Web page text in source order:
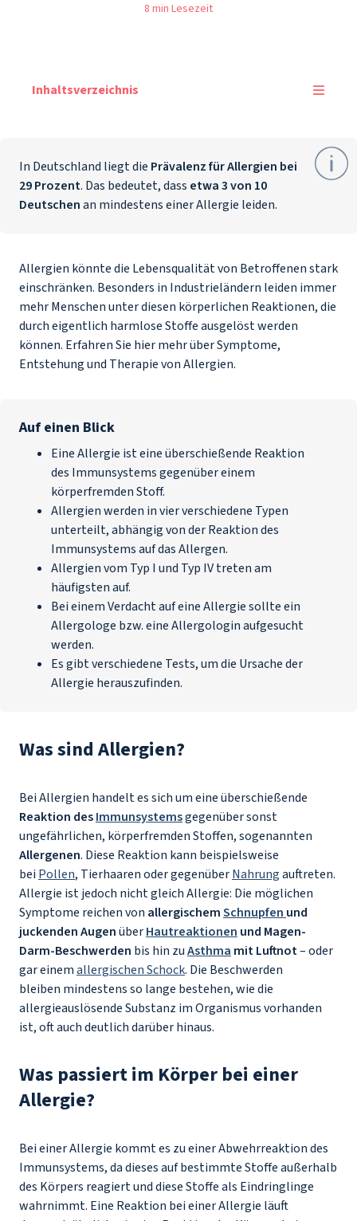
8 min Lesezeit
Inhaltsverzeichnis
In Deutschland liegt die Prävalenz für Allergien bei
29 Prozent. Das bedeutet, dass etwa 3 von 10
Deutschenan mindestens einer Allergie leiden.
Allergien könnte die Lebensqualität von Betroffenen stark
einschränken. Besonders in Industrieländern leiden immer
mehr Menschen unter diesen körperlichen Reaktionen, die
durch eigentlich harmlose Stoffe ausgelöst werden
können. Erfahren Sie hier mehr über Symptome,
Entstehung und Therapie von Allergien.
Auf einen Blick
Eine Allergie ist eine überschießende Reaktion
des Immunsystems gegenüber einem
körperfremden Stoff.
Allergien werden in vier verschiedene Typen
unterteilt, abhängig von der Reaktion des
Immunsystems auf das Allergen.
Allergien vom Typ I und Typ IV treten am
häufigsten auf.
Bei einem Verdacht auf eine Allergie sollte ein
Allergologe bzw. eine Allergologin aufgesucht
werden.
Es gibt verschiedene Tests, um die Ursache der
Allergie herauszufinden.
Was sind Allergien?
Bei Allergien handelt es sich um eine überschießende
Reaktion desImmunsystemsgegenüber sonst
ungefährlichen, körperfremden Stoffen, sogenannten
Allergenen. Diese Reaktion kann beispielsweise
bei Pollen, Tierhaaren oder gegenüberNahrungauftreten.
Allergie ist jedoch nicht gleich Allergie: Die möglichen
Symptome reichen von allergischemSchnupfen und
juckenden AugenüberHautreaktionen und Magen-
Darm-Beschwerden bis hin zuAsthma mit Luftnot– oder
gar einemallergischen Schock. Die Beschwerden
bleiben mindestens so lange bestehen, wie die
allergieauslösende Substanz im Organismus vorhanden
ist, oft auch deutlich darüber hinaus.
Was passiert im Körper bei einer
Allergie?
Bei einer Allergie kommt es zu einer Abwehrreaktion des
Immunsystems, da dieses auf bestimmte Stoffe außerhalb
des Körpers reagiert und diese Stoffe als Eindringlinge
wahrnimmt. Eine Reaktion bei einer Allergie läuft